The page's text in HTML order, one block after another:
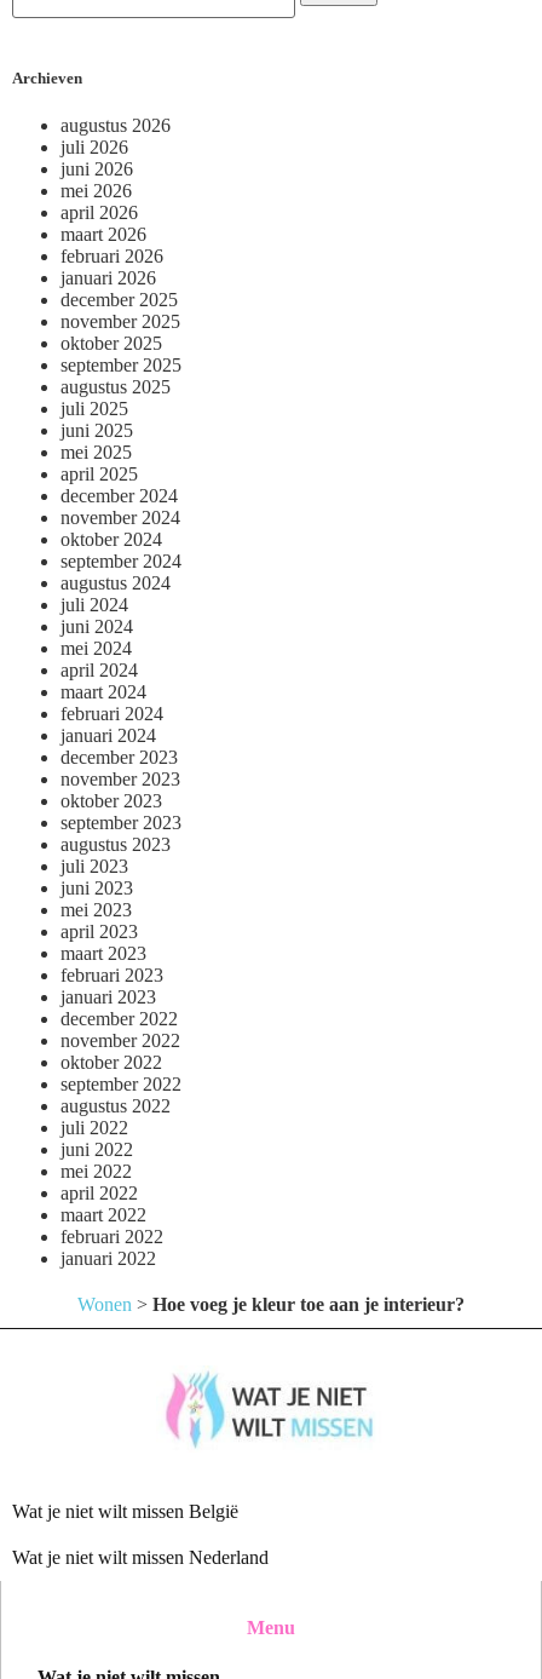
Archieven
augustus 2026
juli 2026
juni 2026
mei 2026
april 2026
maart 2026
februari 2026
januari 2026
december 2025
november 2025
oktober 2025
september 2025
augustus 2025
juli 2025
juni 2025
mei 2025
april 2025
december 2024
november 2024
oktober 2024
september 2024
augustus 2024
juli 2024
juni 2024
mei 2024
april 2024
maart 2024
februari 2024
januari 2024
december 2023
november 2023
oktober 2023
september 2023
augustus 2023
juli 2023
juni 2023
mei 2023
april 2023
maart 2023
februari 2023
januari 2023
december 2022
november 2022
oktober 2022
september 2022
augustus 2022
juli 2022
juni 2022
mei 2022
april 2022
maart 2022
februari 2022
januari 2022
Wonen > Hoe voeg je kleur toe aan je interieur?
Wat je niet wilt missen België
Wat je niet wilt missen Nederland
Menu